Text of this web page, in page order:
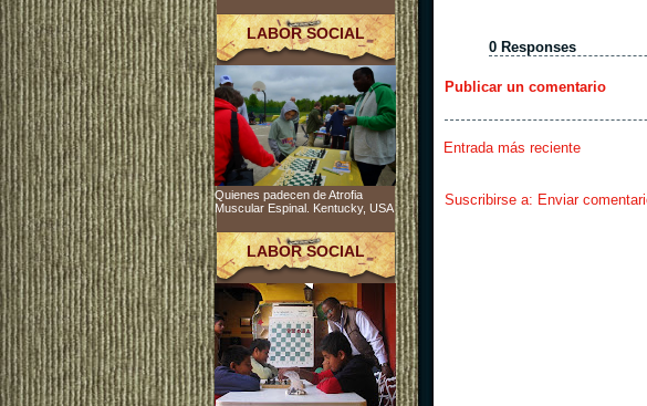
0 Responses
Publicar un comentario
Entrada más reciente
Suscribirse a: Enviar
LABOR SOCIAL
Quienes padecen de Atrofia
Muscular Espinal. Kentucky, USA
LABOR SOCIAL